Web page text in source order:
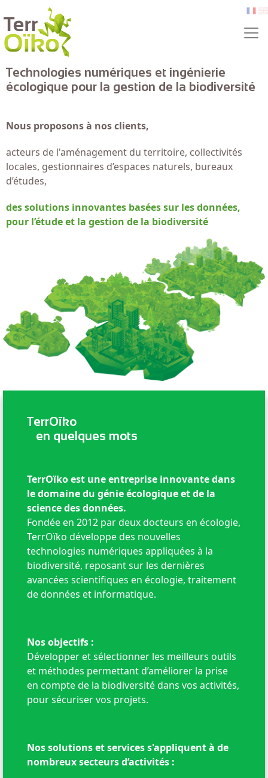
Aller au contenu principal fr
Technologies numériques et ingénierie
écologique pour la gestion de la biodiversité
Nous proposons à nos clients,
acteurs de l'aménagement du territoire, collectivités
locales, gestionnaires d’espaces naturels, bureaux
d’études,
des solutions innovantes basées sur les données,
pour l’étude et la gestion de la biodiversité
TerrOïko
en quelques mots
TerrOïko est une entreprise innovante dans
le domaine du génie écologique et de la
science des données.
Fondée en 2012 par deux docteurs en écologie,
TerrOïko développe des nouvelles
technologies numériques appliquées à la
biodiversité, reposant sur les dernières
avancées scientifiques en écologie, traitement
de données et informatique.
Nos objectifs :
Développer et sélectionner les meilleurs outils
et méthodes permettant d’améliorer la prise
en compte de la biodiversité dans vos activités,
pour sécuriser vos projets.
Nos solutions et services s'appliquent à de
nombreux secteurs d’activités :